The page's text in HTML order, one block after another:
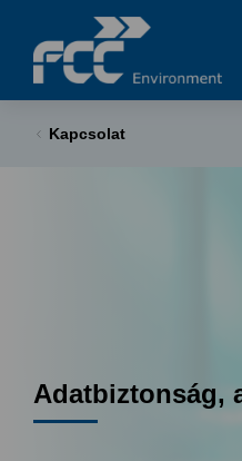
Kapcsolat
Adatbiztonság,